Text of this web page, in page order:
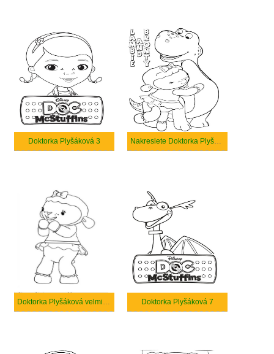
Doktorka Plyšáková 3 Nakreslete Doktorka Plyšáková základní
Doktorka Plyšáková velmi základní Doktorka Plyšáková 7